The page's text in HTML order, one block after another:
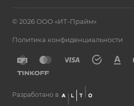
© 2026 ООО «ИТ-Прайм»
Политика конфиденциальности
Разработано в